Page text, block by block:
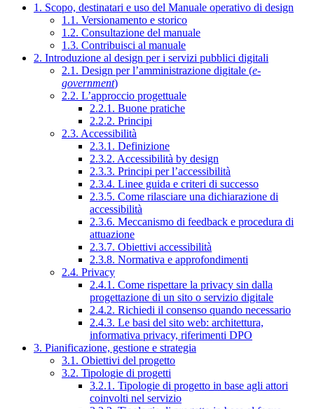
1. Scopo, destinatari e uso del Manuale operativo di design
1.1. Versionamento e storico
1.2. Consultazione del manuale
1.3. Contribuisci al manuale
2. Introduzione al design per i servizi pubblici digitali
2.1. Design per l’amministrazione digitale (e-
government)
2.2. L’approccio progettuale
2.2.1. Buone pratiche
2.2.2. Principi
2.3. Accessibilità
2.3.1. Definizione
2.3.2. Accessibilità by design
2.3.3. Principi per l’accessibilità
2.3.4. Linee guida e criteri di successo
2.3.5. Come rilasciare una dichiarazione di
accessibilità
2.3.6. Meccanismo di feedback e procedura di
attuazione
2.3.7. Obiettivi accessibilità
2.3.8. Normativa e approfondimenti
2.4. Privacy
2.4.1. Come rispettare la privacy sin dalla
progettazione di un sito o servizio digitale
2.4.2. Richiedi il consenso quando necessario
2.4.3. Le basi del sito web: architettura,
informativa privacy, riferimenti DPO
3. Pianificazione, gestione e strategia
3.1. Obiettivi del progetto
3.2. Tipologie di progetti
3.2.1. Tipologie di progetto in base agli attori
coinvolti nel servizio